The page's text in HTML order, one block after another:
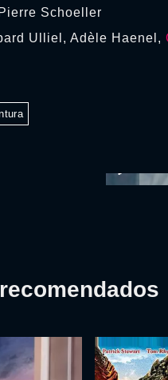
Schoeller
Ulliel, Adèle Haenel,